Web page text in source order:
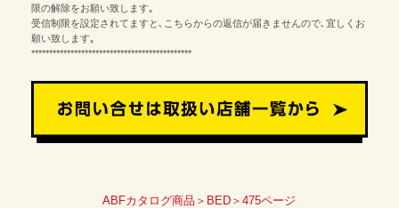
限の解除をお願い致します｡
受信制限を設定されてますと､こちらからの返信が届きませんので､宜しくお
願い致します｡
*********************************************
ABFカタログ商品＞BED＞475ページ